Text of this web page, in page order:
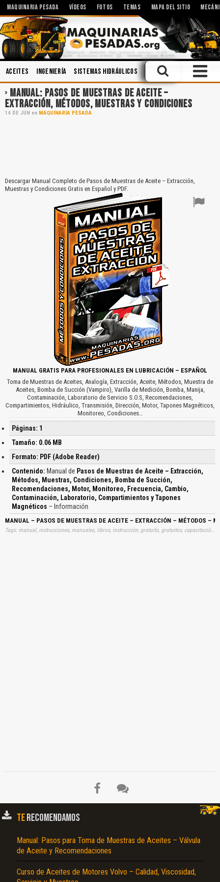
MAQUINARIA PESADA VÍDEOS FOTOS TEMAS MAPA DEL SITIO
Aceites Ingeniería Sistemas Hidráulicos Cabinas Operación
MANUAL: PASOS DE MUESTRAS DE ACEITE –
EXTRACCIÓN, MÉTODOS, MUESTRAS Y CONDICIONES
14 DE JUN en MAQUINARIA PESADA
Descargar Manual Completo de Pasos de Muestras de Aceite – Extracción,
Muestras y Condiciones Gratis en Español y PDF.
MANUAL GRATIS PARA PROFESIONALES EN LUBRICACIÓN – ESPAÑOL
Toma de Muestras de Aceites, Analogía, Extracción, Aceite, Métodos, Muestra de
Aceites, Bomba de Succión (Vampiro), Varilla de Medición, Bomba, Manija,
Contaminación, Laboratorio de Servicio S.O.S, Recomendaciones,
Compartimientos, Hidráulico, Transmisión, Dirección, Motor, Tapones Magnéticos,
Monitoreo, Condiciones…
Páginas: 1
Tamaño: 0.06 MB
Formato: PDF (Adobe Reader)
Contenido: Manual de Pasos de Muestras de Aceite – Extracción,
Métodos, Muestras, Condiciones, Bomba de Succión,
Recomendaciones, Motor, Monitoreo, Frecuencia, Cambio,
Contaminación, Laboratorio, Compartimientos y Tapones
Magnéticos – Información
MANUAL – PASOS DE MUESTRAS DE ACEITE – EXTRACCIÓN – MÉTODOS –
Tags: manual, instrucciones, manuales, libros, instrucción, gratuito, gratuitos, capacitación, entrenamiento, capacitaciones, información, datos, gratis, descargar, guías, guias, pasos, muestras, aceites, extracciones, metodos, muestras, condiciones, bombas, succiones, recomendaciones, motores, monitoreos, frecuencias, cambios, contaminaciones, laboratorios, compartimientos, tapones, magneticos, aprender, descargas
TERECOMENDAMOS
Manual: Pasos para Toma de Muestras de Aceites – Válvula
de Aceite y Recomendaciones
Curso de Aceites de Motores Volvo – Calidad, Viscosidad,